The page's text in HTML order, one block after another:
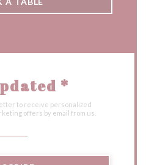
*
to receive personalized
offers by email from us.